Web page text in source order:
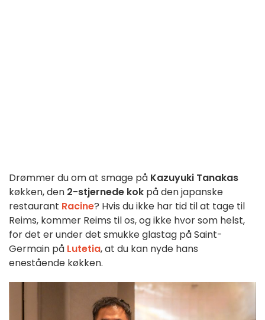
Drømmer du om at smage på Kazuyuki Tanakas
køkken, den 2-stjernede kok på den japanske
restaurant Racine? Hvis du ikke har tid til at tage til
Reims, kommer Reims til os, og ikke hvor som helst,
for det er under det smukke glastag på Saint-
Germain på Lutetia, at du kan nyde hans
enestående køkken.